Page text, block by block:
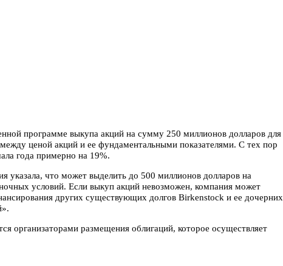
программе выкупа акций на сумму 250 миллионов долларов для
между ценой акций и ее фундаментальными показателями. С тех пор
года примерно на 19%.
указала, что может выделить до 500 миллионов долларов на
условий. Если выкуп акций невозможен, компания может
других существующих долгов Birkenstock и ее дочерних
организаторами размещения облигаций, которое осуществляет